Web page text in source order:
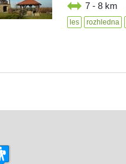
7 - 8 km
les rozhledna